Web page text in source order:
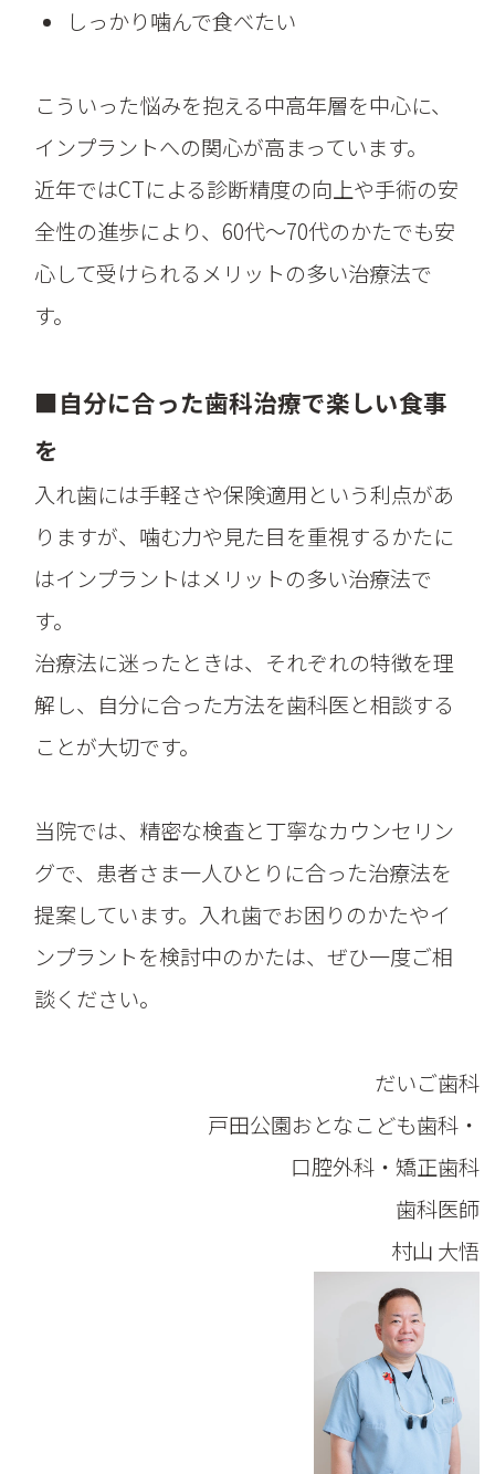
しっかり噛んで食べたい
こういった悩みを抱える中高年層を中心に、
インプラントへの関心が高まっています。
近年ではCTによる診断精度の向上や手術の安
全性の進歩により、60代〜70代のかたでも安
心して受けられるメリットの多い治療法で
す。
■自分に合った歯科治療で楽しい食事
を
入れ歯には手軽さや保険適用という利点があ
りますが、噛む力や見た目を重視するかたに
はインプラントはメリットの多い治療法で
す。
治療法に迷ったときは、それぞれの特徴を理
解し、自分に合った方法を歯科医と相談する
ことが大切です。
当院では、精密な検査と丁寧なカウンセリン
グで、患者さま一人ひとりに合った治療法を
提案しています。入れ歯でお困りのかたやイ
ンプラントを検討中のかたは、ぜひ一度ご相
談ください。
だいご歯科
戸田公園おとなこども歯科・
口腔外科・矯正歯科
歯科医師
村山 大悟